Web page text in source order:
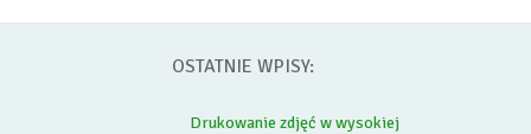
OSTATNIE WPISY:
Drukowanie zdjęć w wysokiej